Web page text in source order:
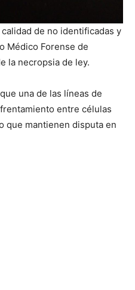
de no identificadas y
Médico Forense de
la necropsia de ley.
una de las líneas de
entre células
que mantienen disputa en